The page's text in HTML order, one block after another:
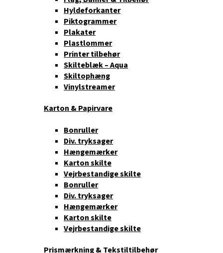
Hyldeforkanter
Piktogrammer
Plakater
Plastlommer
Printer tilbehør
Skilteblæk – Aqua
Skiltophæng
Vinylstreamer
Karton & Papirvare
Bonruller
Div. tryksager
Hængemærker
Karton skilte
Vejrbestandige skilte
Bonruller
Div. tryksager
Hængemærker
Karton skilte
Vejrbestandige skilte
Prismærkning & Tekstiltilbehør